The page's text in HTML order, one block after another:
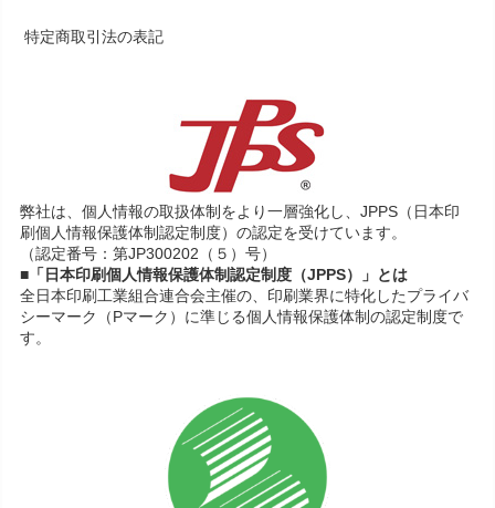
特定商取引法の表記
弊社は、個人情報の取扱体制をより一層強化し、JPPS（日本印
刷個人情報保護体制認定制度）の認定を受けています。
（認定番号：第JP300202（５）号）
■「日本印刷個人情報保護体制認定制度（JPPS）」とは
全日本印刷工業組合連合会主催の、印刷業界に特化したプライバ
シーマーク（Pマーク）に準じる個人情報保護体制の認定制度で
す。